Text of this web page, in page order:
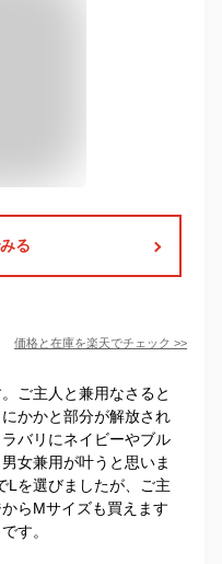
る
価格と在庫を楽天でチェック >>
ご主人と兼用なさると
かかと部分が解放され
バリにネイビーやブル
女兼用が叶うと思いま
Lを選びましたが、ご主
らMサイズも買えます
す。